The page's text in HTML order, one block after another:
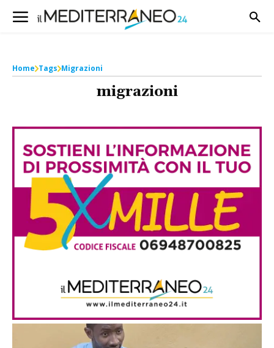
Home Tags Migrazioni
migrazioni